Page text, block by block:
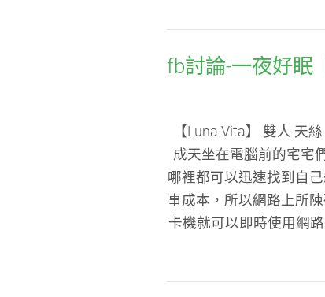
fb討論-一夜好眠
【Luna Vita】 雙人 天
成天坐在電腦前的宅宅
哪裡都可以迅速找到自
事成本，所以網路上所
卡機就可以即時使用網